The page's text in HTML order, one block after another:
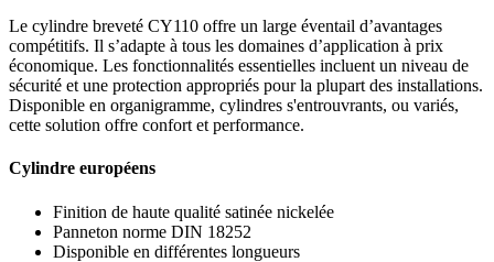
Le cylindre breveté CY110 offre un large éventail d’avantages
compétitifs. Il s’adapte à tous les domaines d’application à prix
économique. Les fonctionnalités essentielles incluent un niveau de
sécurité et une protection appropriés pour la plupart des installations.
Disponible en organigramme, cylindres s'entrouvrants, ou variés,
cette solution offre confort et performance.
Cylindre européens
Finition de haute qualité satinée nickelée
Panneton norme DIN 18252
Disponible en différentes longueurs